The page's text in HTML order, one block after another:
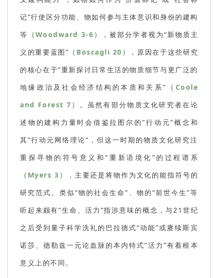
记”行使区分功能、物如何参与主体意识和身份的建构
等 （Woodward 3-6）
，被部分学者视为“新物质主
义的重要蓝图” （Boscagli 20）
，原因在于这些研究
的核心在于“重新探讨日常生活的物质细节与更广泛的
地缘政治及社会经济结构的本质和关系” （Coole
and Forest 7） 。虽然有部分物质文化研究者在论
述物的建构力量时会借鉴拉图尔的“行动元”概念和
其“行动元网络理论”，但这一时期的物质文化研究注
重探寻物的符号意义和“重新语境化”的过程谱系
（Myers 3）
，主要还是将物作为文化的能指符号的
研究范式。类似“物的社会生命”、物的“前世今生”等
听起来颇有“生命、活力”指涉意味的概念，与21世纪
之后受到量子科学洗礼的巴拉德式“动能”或赓续斯宾
诺莎、德勒兹一元论血脉的本内特式“活力”有着根本
意义上的不同。